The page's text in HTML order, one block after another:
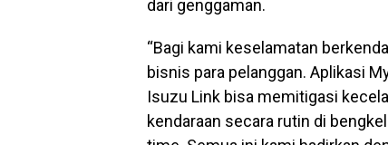
dari genggaman.
“Bagi kami keselamatan
bisnis para pelanggan. Aplikasi
Isuzu Link bisa memitigasi
kendaraan secara rutin di